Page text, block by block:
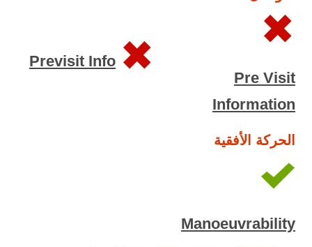
Pre Visit
Information
Previsit Info
الحركة الأفقية
Manoeuvrability